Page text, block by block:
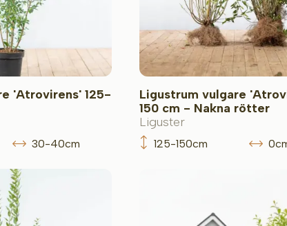
'Atrovirens' 125-
30-40cm
Ligustrum vulgare
150 cm - Nakna rötter
Liguster
125-150cm